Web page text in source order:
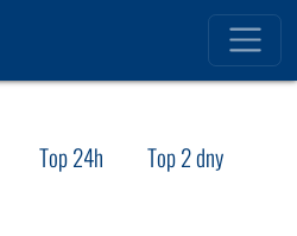
Top 24h
Top 2 dny